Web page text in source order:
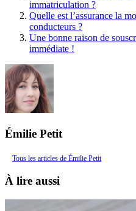
immatriculation ?
Quelle est l’assurance la
conducteurs ?
Une bonne raison de
immédiate !
Émilie Petit
Tous les articles de Émilie Petit
À lire aussi